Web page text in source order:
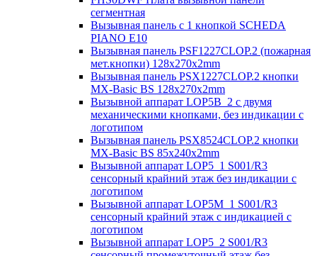
сегментная
Вызывная панель с 1 кнопкой SCHEDA
PIANO E10
Вызывная панель PSF1227CLOP.2 (пожарная
мет.кнопки) 128х270х2mm
Вызывная панель PSX1227CLOP.2 кнопки
MX-Basic BS 128х270х2mm
Вызывной аппарат LOP5B_2 с двумя
механическими кнопками, без индикации с
логотипом
Вызывная панель PSX8524CLOP.2 кнопки
MX-Basic BS 85х240х2mm
Вызывной аппарат LOP5_1 S001/R3
сенсорный крайний этаж без индикации с
логотипом
Вызывной аппарат LOP5M_1 S001/R3
сенсорный крайний этаж с индикацией с
логотипом
Вызывной аппарат LOP5_2 S001/R3